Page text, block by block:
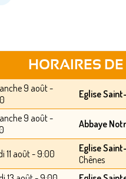
HORAIRES
9 août -
Eglise
9 août -
Abbaye
11 août - 9:00 Eglise
Chênes